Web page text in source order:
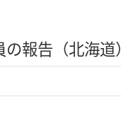
の報告（北海道）